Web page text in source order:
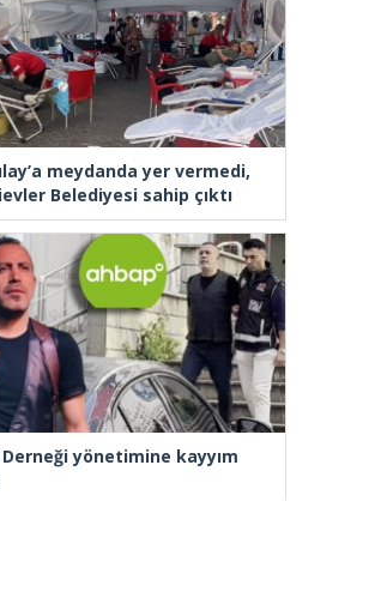
meydanda yer vermedi,
Belediyesi sahip çıktı
Derneği yönetimine kayyım